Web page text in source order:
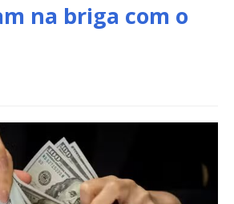
na briga com o